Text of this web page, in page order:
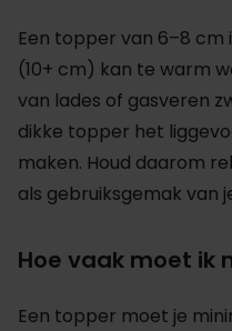
Een topper van 6–8 cm
(10+ cm) kan te warm
van lades of gasveren
dikke topper het
maken. Houd daarom
als gebruiksgemak van
Hoe vaak moet ik
Een topper moet je